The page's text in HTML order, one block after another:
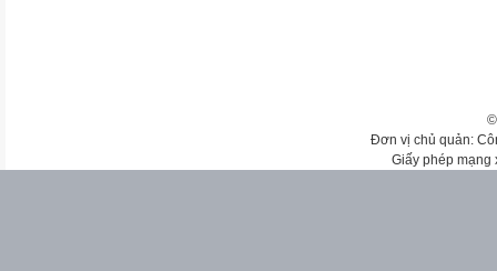
Đơn vị chủ quản:
Giấy phép mạng